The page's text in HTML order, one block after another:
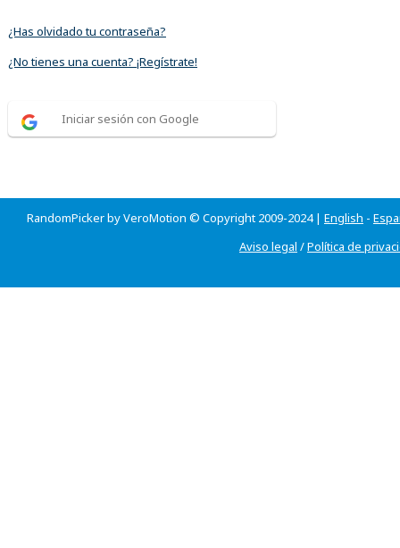
¿Has olvidado tu contraseña?
¿No tienes una cuenta? ¡Regístrate!
Iniciar sesión con Google
RandomPicker by VeroMotion © Copyright 2009-2024 | English -
Aviso legal /Política de